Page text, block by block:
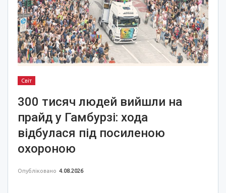
Світ
300 тисяч людей вийшли на
прайд у Гамбурзі: хода
відбулася під посиленою
охороною
Опубліковано 4.08.2026